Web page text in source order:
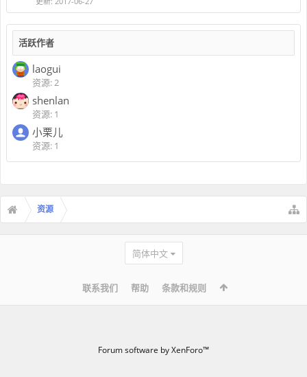
活跃作者
laogui
资源: 2
shenlan
资源: 1
小栗儿
资源: 1
资源
简体中文
联系我们 帮助 条款和规则
Forum software by XenForo™